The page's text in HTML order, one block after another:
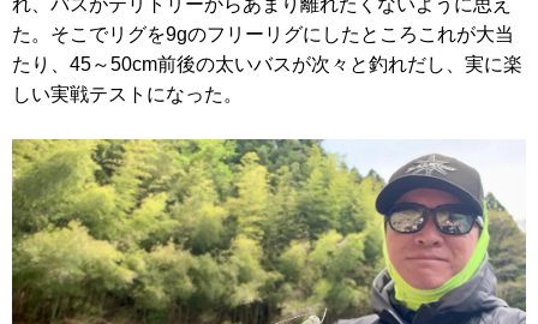
た。そこでリグを9gのフリーリグにしたところこれが大当
たり、45～50cm前後の太いバスが次々と釣れだし、実に楽
しい実戦テストになった。